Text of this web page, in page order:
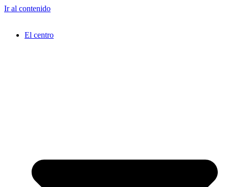
Ir al contenido
El centro